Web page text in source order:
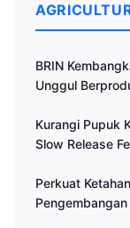
BRIN
Unggul
Kurangi Pupuk
Slow Release
Perkuat